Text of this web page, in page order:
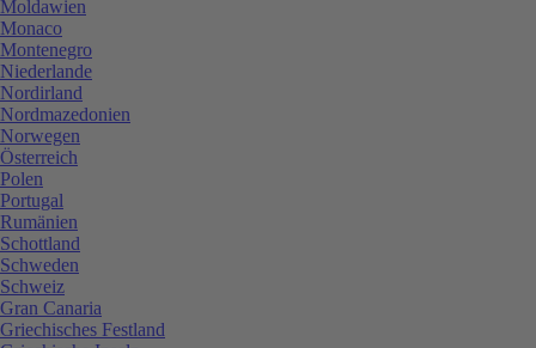
Moldawien
Monaco
Montenegro
Niederlande
Nordirland
Nordmazedonien
Norwegen
Österreich
Polen
Portugal
Rumänien
Schottland
Schweden
Schweiz
Gran Canaria
Griechisches Festland